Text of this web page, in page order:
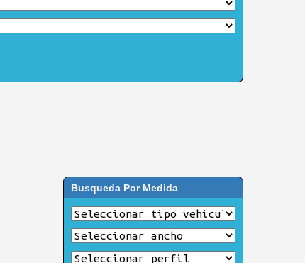
Busqueda Por Medida